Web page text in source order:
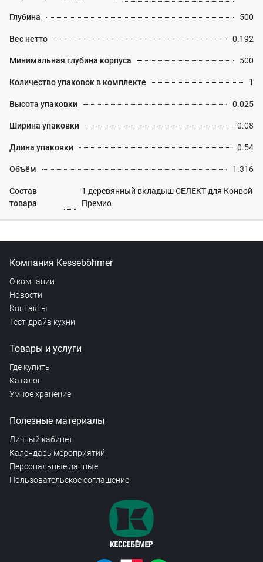
Глубина 500
Вес нетто 0.192
Минимальная глубина корпуса 500
Количество упаковок в комплекте 1
Высота упаковки 0.025
Ширина упаковки 0.08
Длина упаковки 0.54
Объём 1.316
Состав
товара
1 деревянный вкладыш СЕЛЕКТ для Конвой
Премио
Компания Kesseböhmer
О компании
Новости
Контакты
Тест-драйв кухни
Товары и услуги
Где купить
Каталог
Умное хранение
Полезные материалы
Личный кабинет
Календарь мероприятий
Персональные данные
Пользовательское соглашение